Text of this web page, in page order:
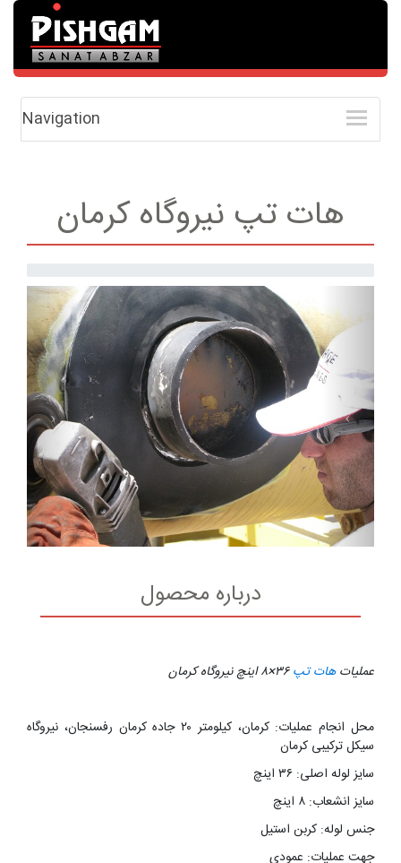
Navigation
هات تپ نیروگاه کرمان
درباره محصول
عملیاتهات تپ۳۶×۸ اینچ نیروگاه کرمان
محل انجام عملیات:
کرمان، کیلومتر ۲۰ جاده کرمان رفسنجان، نیروگاه
سیکل ترکیبی کرمان
سایز لوله اصلی:
سایز انشعاب:
جنس لوله: کربن استیل
جهت عملیات: عمودی